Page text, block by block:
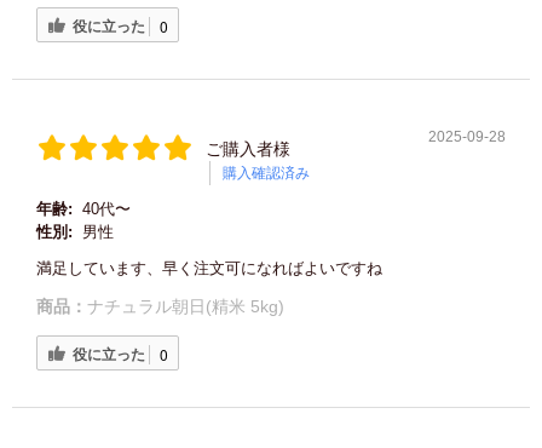
役に立った 0
ご購入者様
購入確認済み
2025-09-28
年齢: 40代〜
性別:
男性
満足しています、早く注文可になればよいですね
商品： ナチュラル朝日(精米 5kg)
役に立った 0